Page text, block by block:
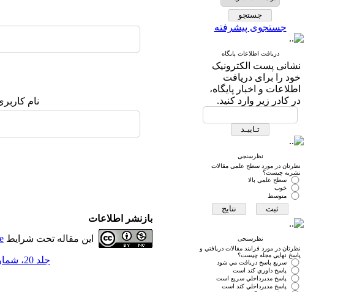
جستجوی پیشرفته
دریافت اطلاعات پایگاه
نشانی پست الکترونیک
خود را برای دریافت
اطلاعات و اخبار پایگاه،
در کادر زیر وارد کنید.
نظرسنجی
نظرتان در مورد سطح علمي مقالات
نشريه چيست؟
سطح علمي بالا
خوب
متوسط
نظرسنجی
نظرتان در مورد فرايند مقالات دريافتي و
پاسخ نهايي مجله چيست؟
سريع پاسخ دريافت مي شود
پاسخ داوري كند است
پاسخ مديرداخلي سريع است
پاسخ مديرداخلي كند است
نام
بازنشر اطلاعات
این مقاله تحت شرایط
جلد 20، شماره 82 - ( پاییز 1403 )